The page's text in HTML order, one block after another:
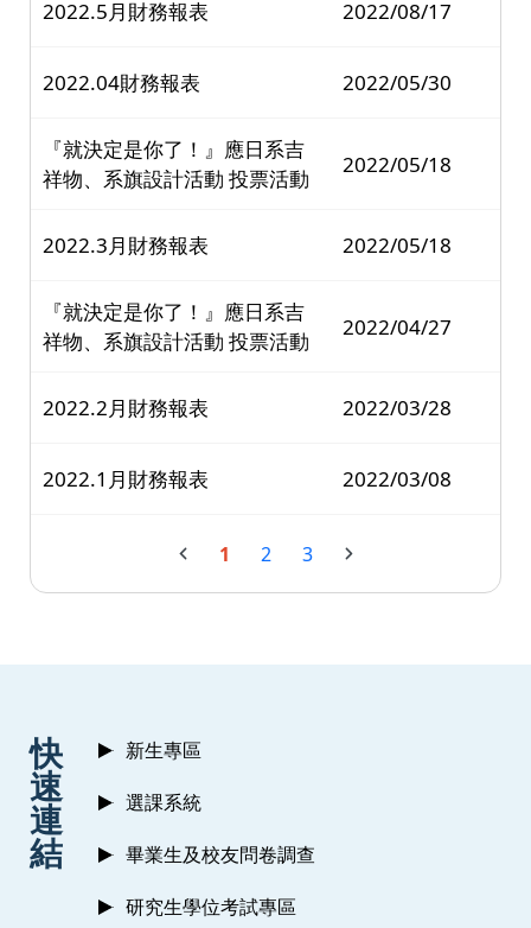
2022.5月財務報表 2022/08/17
2022.04財務報表 2022/05/30
『就決定是你了！』應日系吉
祥物、系旗設計活動 投票活動
2022/05/18
2022.3月財務報表 2022/05/18
『就決定是你了！』應日系吉
祥物、系旗設計活動 投票活動
2022/04/27
2022.2月財務報表 2022/03/28
2022.1月財務報表 2022/03/08
1 2 3
快
速
連
結
新生專區
選課系統
畢業生及校友問卷調查
研究生學位考試專區